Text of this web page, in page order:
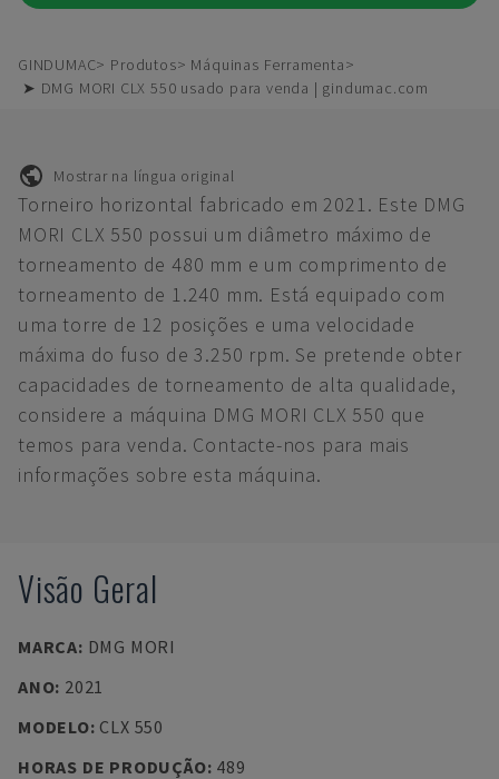
GINDUMAC Produtos
Máquinas Ferramenta
➤ DMG MORI CLX 550 usado para venda | gindumac.com
Mostrar na língua original
Torneiro horizontal fabricado em 2021. Este DMG
MORI CLX 550 possui um diâmetro máximo de
torneamento de 480 mm e um comprimento de
torneamento de 1.240 mm. Está equipado com
uma torre de 12 posições e uma velocidade
máxima do fuso de 3.250 rpm. Se pretende obter
capacidades de torneamento de alta qualidade,
considere a máquina DMG MORI CLX 550 que
temos para venda. Contacte-nos para mais
informações sobre esta máquina.
Visão Geral
MARCA: DMG MORI
ANO: 2021
MODELO: CLX 550
HORAS DE PRODUÇÃO: 489